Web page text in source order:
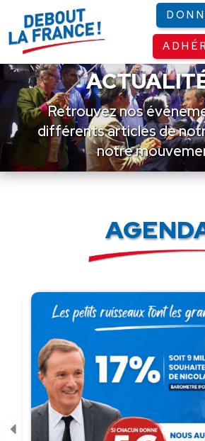
Retrouvez nos
différents articles de
notre
Panneau de gestion des cookies